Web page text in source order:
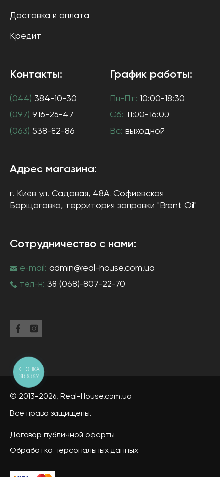
Доставка и оплата
Кредит
Контакты:
(044) 384-10-30
(097) 916-26-47
(063) 538-82-86
График работы:
Пн-Пт: 10:00-18:30
Сб: 11:00-16:00
Вс: выходной
Адрес магазина:
г. Киев ул. Садовая, 48А, Софиевская
Борщаговка, территория заправки "Brent Oil"
Сотрудничество с нами:
e-mail: admin@real-house.com.ua
тел-н: 38 (068)-807-22-70
© 2013-2026, Real-House.com.ua
Все права защищены.
Договор публичной оферты
Обработка персональных данных
КНОПКА
ЗВ'ЯЗКУ